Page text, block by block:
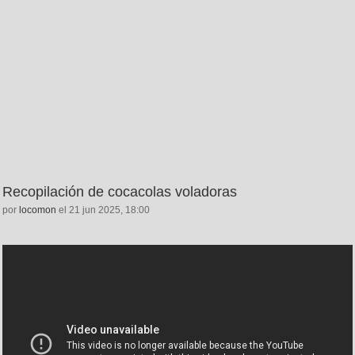
Recopilación de cocacolas voladoras
por locomon el 21 jun 2025, 18:00